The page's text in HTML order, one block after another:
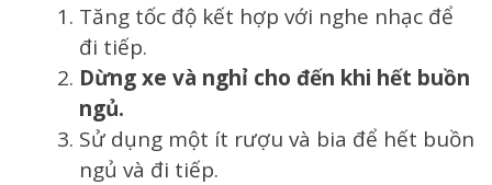
Tăng tốc độ kết hợp với nghe nhạc để
đi tiếp.
Dừng xe và nghỉ cho đến khi hết buồn
ngủ.
Sử dụng một ít rượu và bia để hết buồn
ngủ và đi tiếp.